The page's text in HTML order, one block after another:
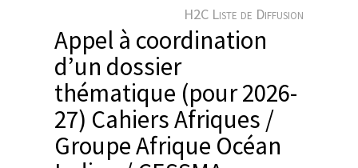
H2C Liste de Diffusion
Appel à coordination
d’un dossier
thématique (pour 2026-
27) Cahiers Afriques /
Groupe Afrique Océan